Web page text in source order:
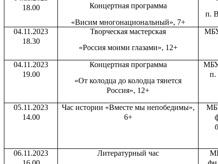
18.00
Концертная программа
«Висим многонациональный», 7+
п.
04.11.2023
18.30
Творческая мастерская
«Россия моими глазами», 12+
04.11.2023
19.00
Концертная программа
«От колодца до колодца тянется
Россия», 12+
МБУ
п.
05.11.2023
14.00
Час истории «Вместе мы непобедимы»,
6+
06.11.2023
Литературный час